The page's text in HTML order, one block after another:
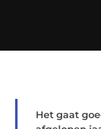
Het gaat